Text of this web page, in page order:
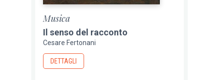
Musica
Il senso del racconto
Cesare Fertonani
DETTAGLI